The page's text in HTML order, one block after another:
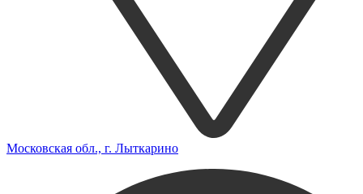
Московская обл., г. Лыткарино